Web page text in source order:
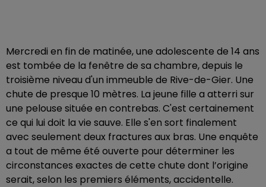
Mercredi en fin de matinée, une adolescente de 14 ans
est tombée de la fenêtre de sa chambre, depuis le
troisième niveau d'un immeuble de Rive-de-Gier. Une
chute de presque 10 mètres. La jeune fille a atterri sur
une pelouse située en contrebas. C'est certainement
ce qui lui doit la vie sauve. Elle s'en sort finalement
avec seulement deux fractures aux bras. Une enquête
a tout de même été ouverte pour déterminer les
circonstances exactes de cette chute dont l’origine
serait, selon les premiers éléments, accidentelle.